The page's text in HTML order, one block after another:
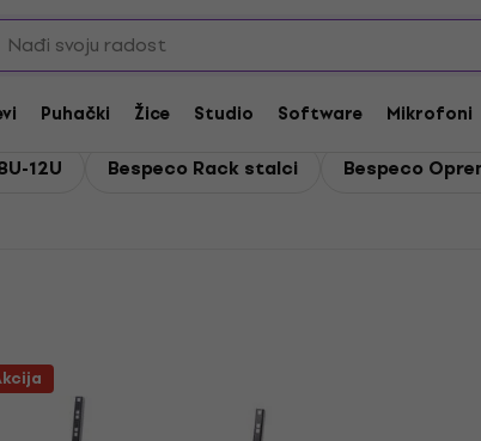
Puhački Žice Studio Software Mikrofoni
stalci
12U Bespeco Rack stalci Bespeco